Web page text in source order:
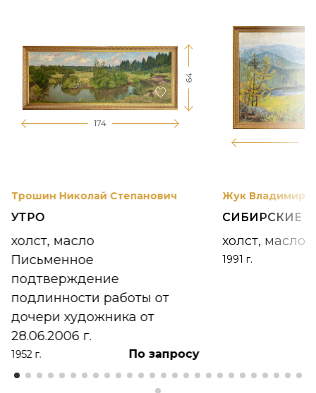
174
64
Трошин Николай Степанович
УТРО
холст, масло
Письменное
подтверждение
подлинности работы от
дочери художника от
28.06.2006 г.
1952 г. По запросу
Жук Владимир
СИБИРСКИЕ
холст, масло
1991 г.